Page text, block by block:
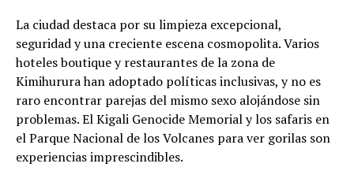
La ciudad destaca por su limpieza excepcional,
seguridad y una creciente escena cosmopolita. Varios
hoteles boutique y restaurantes de la zona de
Kimihurura han adoptado políticas inclusivas, y no es
raro encontrar parejas del mismo sexo alojándose sin
problemas. El Kigali Genocide Memorial y los safaris en
el Parque Nacional de los Volcanes para ver gorilas son
experiencias imprescindibles.